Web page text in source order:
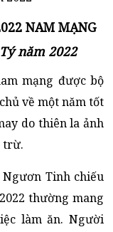
NAM MẠNG
năm 2022
mạng được bộ
về một năm tốt
do thiên la ảnh
trừ.
Tinh chiếu
thường mang
làm ăn. Người